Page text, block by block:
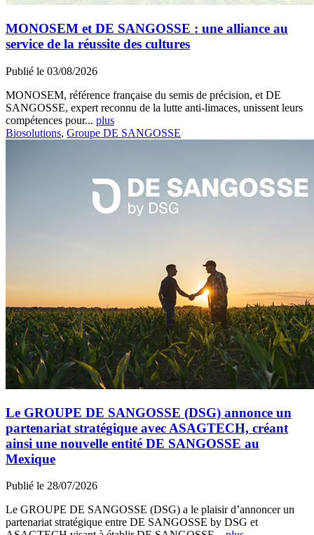
MONOSEM et DE SANGOSSE : une alliance au
service de la réussite des cultures
Publié le 03/08/2026
MONOSEM, référence française du semis de précision, et DE
SANGOSSE, expert reconnu de la lutte anti-limaces, unissent leurs
compétences pour... plus
Biosolutions, Groupe DE SANGOSSE
Le GROUPE DE SANGOSSE (DSG) annonce un
partenariat stratégique avec ASAGTECH, créant
ainsi une nouvelle entité DE SANGOSSE au
Mexique
Publié le 28/07/2026
Le GROUPE DE SANGOSSE (DSG) a le plaisir d’annoncer un
partenariat stratégique entre DE SANGOSSE by DSG et